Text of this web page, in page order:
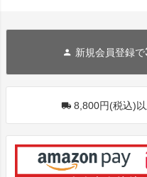
新規会員登録で
8,800円(税込)